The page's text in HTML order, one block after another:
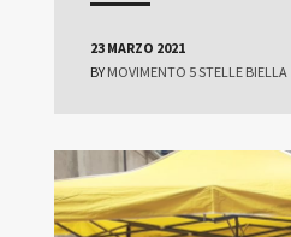
23 MARZO 2021
BY MOVIMENTO 5 STELLE BIELLA